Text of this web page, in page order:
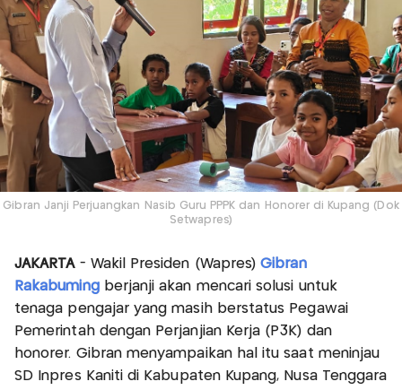
Gibran Janji Perjuangkan Nasib Guru PPPK dan Honorer di Kupang (Dok
Setwapres)
JAKARTA- Wakil Presiden (Wapres) Gibran
Rakabuming berjanji akan mencari solusi untuk
tenaga pengajar yang masih berstatus Pegawai
Pemerintah dengan Perjanjian Kerja (P3K) dan
honorer. Gibran menyampaikan hal itu saat meninjau
SD Inpres Kaniti di Kabupaten Kupang, Nusa Tenggara